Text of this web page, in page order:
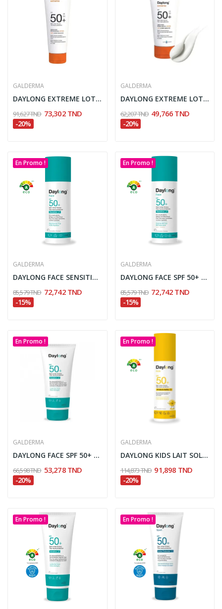
GALDERMA
DAYLONG EXTREME LOTION SOLAIRE SPF50+ 100ML
91,627 TND 73,302 TND
-20%
GALDERMA
DAYLONG EXTREME LOTION SOLAIRE SPF50+ 50ML
62,207 TND 49,766 TND
-20%
En Promo !
GALDERMA
DAYLONG FACE SENSITIVE SPF50+ FLUIDE REGULATEUR...
85,579 TND 72,742 TND
-15%
En Promo !
GALDERMA
DAYLONG FACE SPF 50+ BB TEINTE LIGHT MEDIUM 50ML
85,579 TND 72,742 TND
-15%
En Promo !
GALDERMA
DAYLONG FACE SPF 50+ GEL-FLUIDE LEGER 50ML
66,598 TND 53,278 TND
-20%
En Promo !
GALDERMA
DAYLONG KIDS LAIT SOLAIRE SPF50+ 150ML
114,873 TND 91,898 TND
-20%
En Promo ! En Promo !